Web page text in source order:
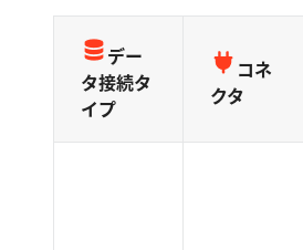
デー
タ接続タ
イプ
コネ
クタ